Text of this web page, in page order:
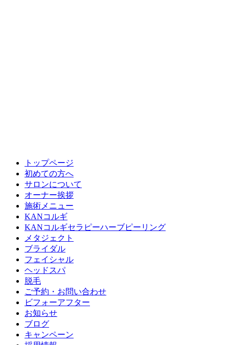
トップページ
初めての方へ
サロンについて
オーナー挨拶
施術メニュー
KANコルギ
KANコルギセラピーハーブピーリング
メタジェクト
ブライダル
フェイシャル
ヘッドスパ
脱毛
ご予約・お問い合わせ
ビフォーアフター
お知らせ
ブログ
キャンペーン